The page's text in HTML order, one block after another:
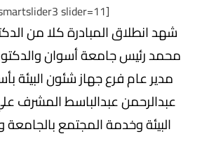
[smartslider3 slider=11]
شهد انطلاق المبادرة كلا من
محمد رئيس جامعة أسوان
مدير عام فرع جهاز شئون البيئة
عبدالرحمن عبدالباسط المشرف
البيئة وخدمة المجتمع بالجامعة